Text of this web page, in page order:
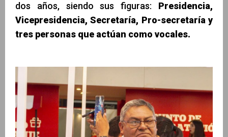
dos años, siendo sus figuras: Presidencia,
Vicepresidencia, Secretaría, Pro-secretaría y
tres personas que actúan como vocales.